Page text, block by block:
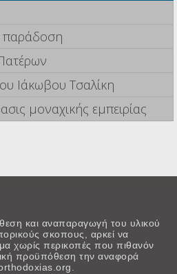
παράδοση
Ιάκωβου Τσαλίκη
μοναχικής εμπειρίας
και αναπαραγωγή του υλικού
σκοπους, αρκεί να
χωρίς περικοπές που πιθανόν
προϋπόθεση την αναφορά